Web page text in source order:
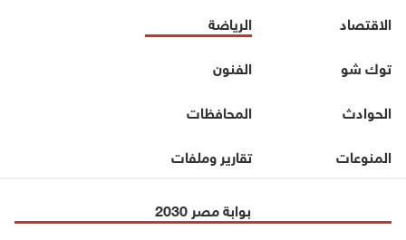
الاقتصاد
الرياضة
توك شو
الفنون
الحوادث
المحافظات
المنوعات
تقارير وملفات
بوابة مصر 2030